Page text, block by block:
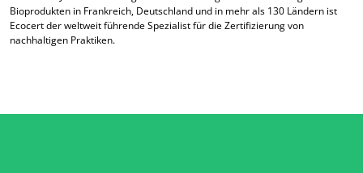
UNSERE GESCHÄFTSBEREICHE
Bioprodukten in Frankreich, Deutschland und in mehr als 130 Ländern ist
Ecocert der weltweit führende Spezialist für die Zertifizierung von
nachhaltigen Praktiken.